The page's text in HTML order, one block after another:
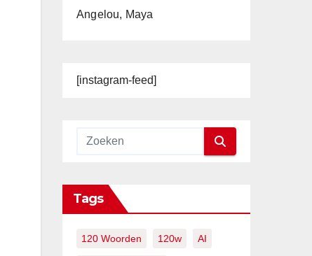
Angelou, Maya
[instagram-feed]
Tags
120 Woorden 120w AI